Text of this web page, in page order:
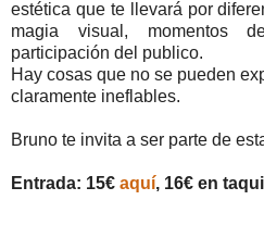
estética que te llevará por
magia visual, momentos
participación del publico.
Hay cosas que no se pueden
claramente ineflables.
Bruno te invita a ser parte de
Entrada: 15€ aquí, 16€ en